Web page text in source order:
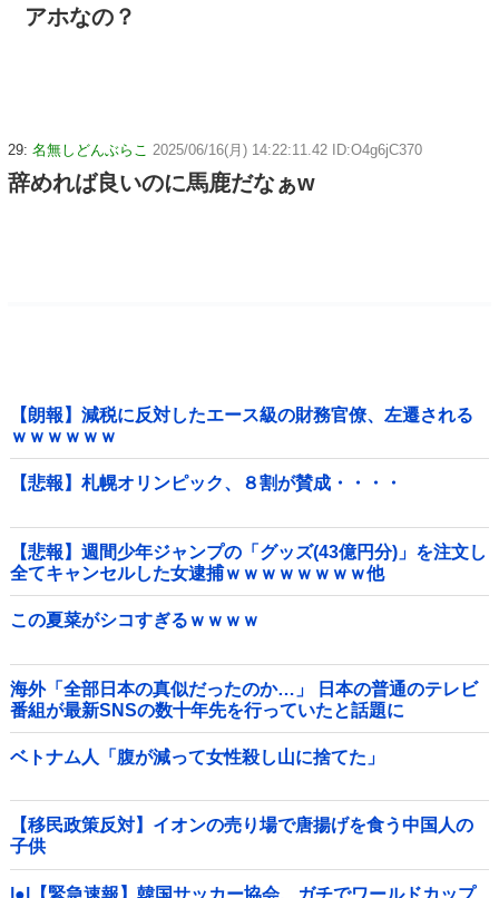
アホなの？
29: 名無しどんぶらこ 2025/06/16(月) 14:22:11.42 ID:O4g6jC370
辞めれば良いのに馬鹿だなぁw
【朗報】減税に反対したエース級の財務官僚、左遷される
ｗｗｗｗｗｗ
【悲報】札幌オリンピック、８割が賛成・・・・
【悲報】週間少年ジャンプの「グッズ(43億円分)」を注文し
全てキャンセルした女逮捕ｗｗｗｗｗｗｗｗ他
この夏菜がシコすぎるｗｗｗｗ
海外「全部日本の真似だったのか…」 日本の普通のテレビ
番組が最新SNSの数十年先を行っていたと話題に
ベトナム人「腹が減って女性殺し山に捨てた」
【移民政策反対】イオンの売り場で唐揚げを食う中国人の
子供
|●|【緊急速報】韓国サッカー協会、ガチでワールドカップ